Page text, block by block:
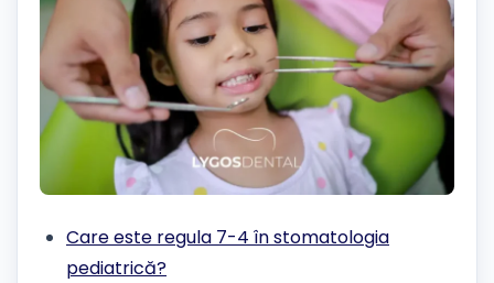
Care este regula 7-4 în stomatologia
pediatrică?